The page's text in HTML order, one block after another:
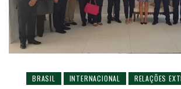
BRASIL INTERNACIONAL RELAÇÕES